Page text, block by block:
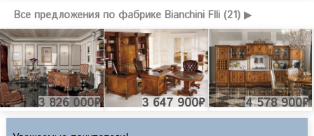
Все предложения по фабрике Bianchini Flli (21) ▶
3 826 000₽ 3 647 900₽ 4 578 900₽